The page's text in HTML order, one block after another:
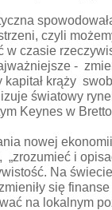
czyli
w czasie
-
kapitał krąży
światowy
Keynes w
nowej
„zrozumieć i
Na
się
na lokalnym